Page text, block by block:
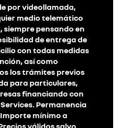
por videollamada,
medio telemático
siempre pensando en
de entrega de
con todas medidas
así como
los trámites previos
para particulares,
financiando con
Permanencia
mínimo a